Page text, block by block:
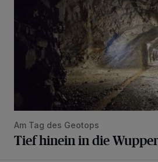
Am Tag des Geotops
Tief hinein in die